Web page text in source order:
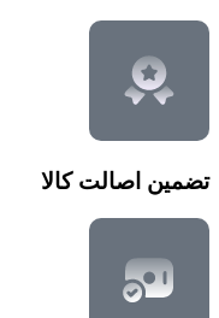
تضمین اصالت کالا